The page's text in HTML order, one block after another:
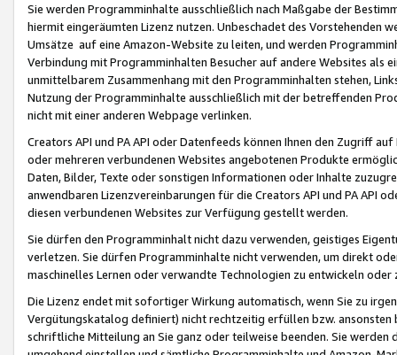
Sie werden Programminhalte ausschließlich nach Maßgabe der
hiermit eingeräumten Lizenz nutzen. Unbeschadet des Vorstehenden
Umsätze auf eine Amazon-Website zu leiten, und werden
Verbindung mit Programminhalten Besucher auf andere Websites als
unmittelbarem Zusammenhang mit den Programminhalten stehen,
Nutzung der Programminhalte ausschließlich mit der betreffenden
nicht mit einer anderen Webpage verlinken.
Creators API und PA API oder Datenfeeds können Ihnen den Zugriff
oder mehreren verbundenen Websites angebotenen Produkte
Daten, Bilder, Texte oder sonstigen Informationen oder Inhalte
anwendbaren Lizenzvereinbarungen für die Creators API und PA API
diesen verbundenen Websites zur Verfügung gestellt werden.
Sie dürfen den Programminhalt nicht dazu verwenden, geistiges
verletzen. Sie dürfen Programminhalte nicht verwenden, um direkt
maschinelles Lernen oder verwandte Technologien zu entwickeln
Die Lizenz endet mit sofortiger Wirkung automatisch, wenn Sie zu
Vergütungskatalog definiert) nicht rechtzeitig erfüllen bzw. ansonsten
schriftliche Mitteilung an Sie ganz oder teilweise beenden. Sie werden